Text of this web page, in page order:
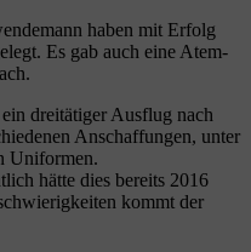
haben mit Erfolg
Es gab auch eine Atem­
drei­tä­ti­ger Aus­flug nach
Anschaf­fun­gen, unter
Uniformen.
hät­te dies bereits 2016
kommt der